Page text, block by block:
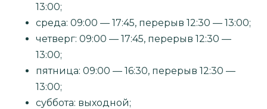
13:00;
среда: 09:00 — 17:45, перерыв 12:30 — 13:00;
четверг: 09:00 — 17:45, перерыв 12:30 —
13:00;
пятница: 09:00 — 16:30, перерыв 12:30 —
13:00;
суббота: выходной;